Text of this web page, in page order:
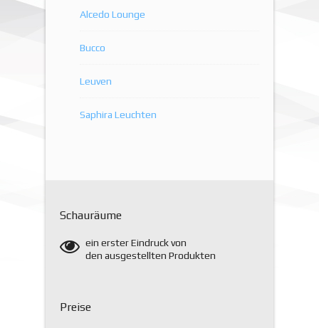
Alcedo Lounge
Bucco
Leuven
Saphira Leuchten
Schauräume
ein erster Eindruck von
den ausgestellten Produkten
Preise